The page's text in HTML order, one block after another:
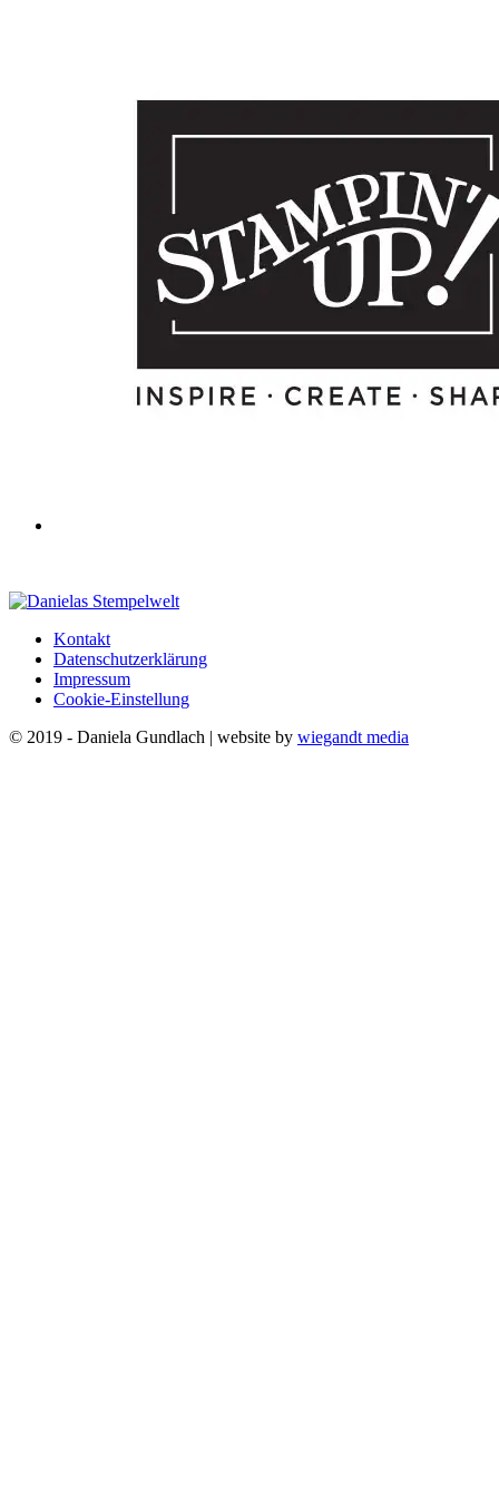
Kontakt
Datenschutzerklärung
Impressum
Cookie-Einstellung
© 2019 - Daniela Gundlach | website by wiegandt media